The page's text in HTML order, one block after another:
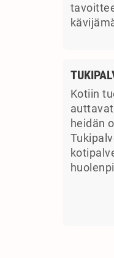
Kotiin
heidän